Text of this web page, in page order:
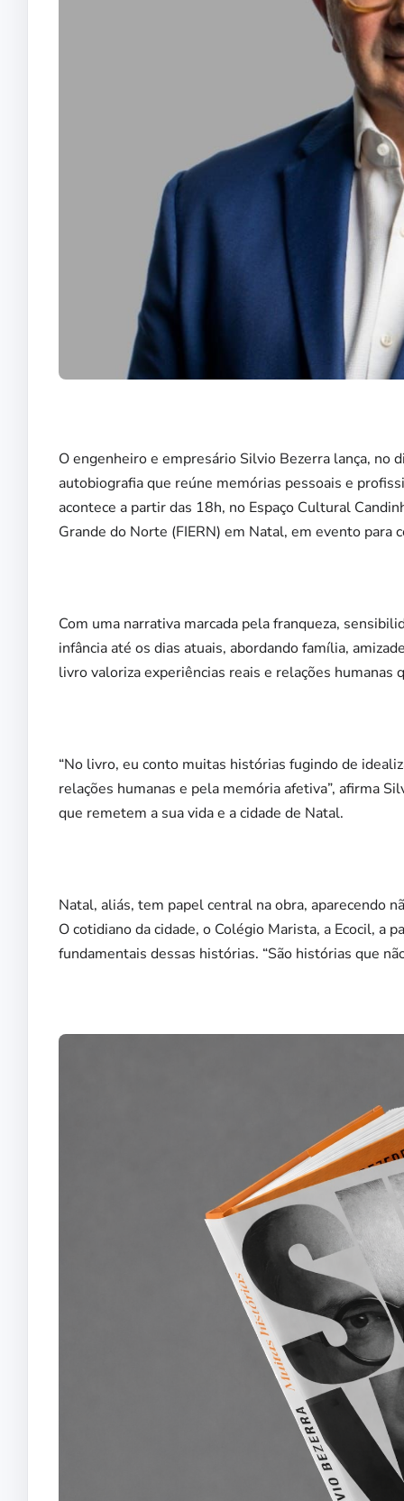
O engenheiro e empresário Silvio Bezerra lança, no
autobiografia que reúne memórias pessoais e
acontece a partir das 18h, no Espaço Cultural
Grande do Norte (FIERN) em Natal, em evento para
Com uma narrativa marcada pela franqueza,
infância até os dias atuais, abordando família,
livro valoriza experiências reais e relações humanas
“No livro, eu conto muitas histórias fugindo de
relações humanas e pela memória afetiva”, afirma
que remetem a sua vida e a cidade de Natal.
Natal, aliás, tem papel central na obra, aparecendo
O cotidiano da cidade, o Colégio Marista, a Ecocil, a
fundamentais dessas histórias. “São histórias que